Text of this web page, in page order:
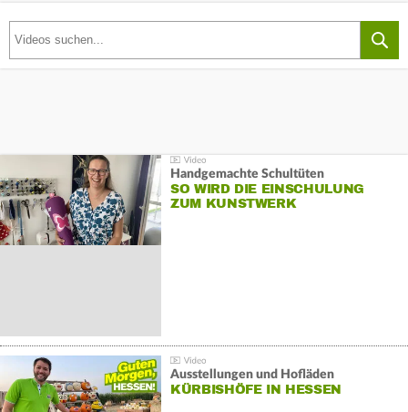
Handgemachte Schultüten
SO WIRD DIE EINSCHULUNG
ZUM KUNSTWERK
Ausstellungen und Hofläden
KÜRBISHÖFE IN HESSEN